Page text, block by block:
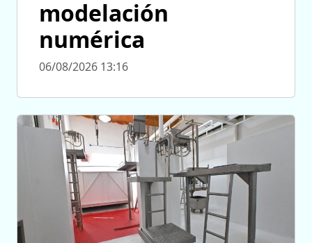
modelación
numérica
06/08/2026 13:16